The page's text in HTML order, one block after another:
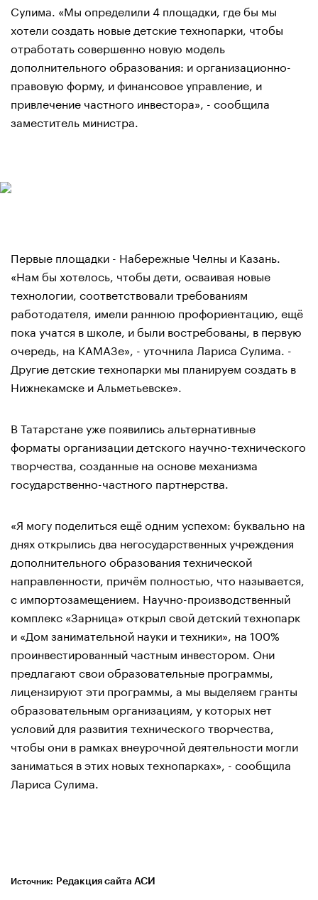
Сулима. «Мы определили 4 площадки, где бы мы
хотели создать новые детские технопарки, чтобы
отработать совершенно новую модель
дополнительного образования: и организационно-
правовую форму, и финансовое управление, и
привлечение частного инвестора», - сообщила
заместитель министра.
Первые площадки - Набережные Челны и Казань.
«Нам бы хотелось, чтобы дети, осваивая новые
технологии, соответствовали требованиям
работодателя, имели раннюю профориентацию, ещё
пока учатся в школе, и были востребованы, в первую
очередь, на КАМАЗе», - уточнила Лариса Сулима. -
Другие детские технопарки мы планируем создать в
Нижнекамске и Альметьевске».
В Татарстане уже появились альтернативные
форматы организации детского научно-технического
творчества, созданные на основе механизма
государственно-частного партнерства.
«Я могу поделиться ещё одним успехом: буквально на
днях открылись два негосударственных учреждения
дополнительного образования технической
направленности, причём полностью, что называется,
с импортозамещением. Научно-производственный
комплекс «Зарница» открыл свой детский технопарк
и «Дом занимательной науки и техники», на 100%
проинвестированный частным инвестором. Они
предлагают свои образовательные программы,
лицензируют эти программы, а мы выделяем гранты
образовательным организациям, у которых нет
условий для развития технического творчества,
чтобы они в рамках внеурочной деятельности могли
заниматься в этих новых технопарках», - сообщила
Лариса Сулима.
Источник: Редакция сайта АСИ